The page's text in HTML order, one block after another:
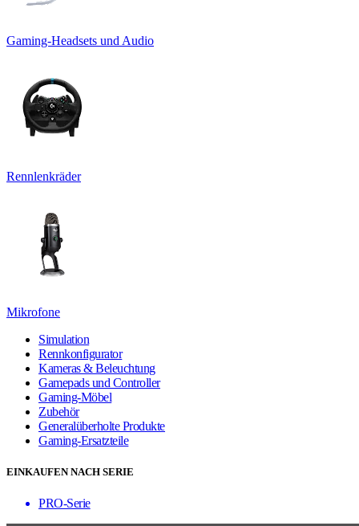
Gaming-Headsets und Audio
Rennlenkräder
Mikrofone
Simulation
Rennkonfigurator
Kameras & Beleuchtung
Gamepads und Controller
Gaming-Möbel
Zubehör
Generalüberholte Produkte
Gaming-Ersatzteile
EINKAUFEN NACH SERIE
PRO-Serie